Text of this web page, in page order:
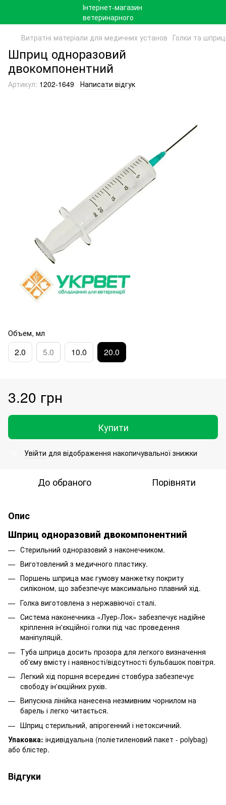
Витратні матеріали для медичних установ Голки та
Шприц одноразовий
двокомпонентний
Артикул: 1202-1649 Написати відгук
Объем, мл
2.0 5.0 10.0 20.0
3.20 грн
Купити
Увійти для відображення накопичувальної знижки
До обраного Порівняти
Опис
Шприц одноразовий двокомпонентний
Стерильний одноразовий з наконечником.
Виготовлений з медичного пластику.
Поршень шприца має гумову манжетку покриту
силіконом, що забезпечує максимально плавний хід.
Голка виготовлена ​​з нержавіючої сталі.
Система наконечника «Луер-Лок» забезпечує надійне
кріплення ін'єкційної голки під час проведення
маніпуляцій.
Туба шприца досить прозора для легкого визначення
об'єму вмісту і наявності/відсутності бульбашок повітря.
Легкий хід поршня всередині стовбура забезпечує
свободу ін'єкційних рухів.
Випускна лінійка нанесена незмивним чорнилом на
барель і легко читається.
Шприц стерильний, апірогенний і нетоксичний.
Упаковка: індивідуальна (поліетиленовий пакет - polybag)
або блістер.
Відгуки